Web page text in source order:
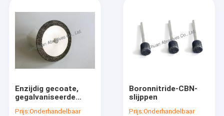
Video's
Over Ons
Enzijdig gecoate,
gegalvaniseerde
Prijs:Onderhandelbaar
Boronnitride-CBN-
slijppen
Prijs:Onderhandelbaar